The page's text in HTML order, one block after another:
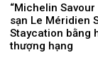
“Michelin Savour
sạn Le Méridien
Staycation bằng
thượng hạng